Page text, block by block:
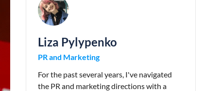
Liza Pylypenko
PR and Marketing
For the past several years, I've navigated
the PR and marketing directions with a